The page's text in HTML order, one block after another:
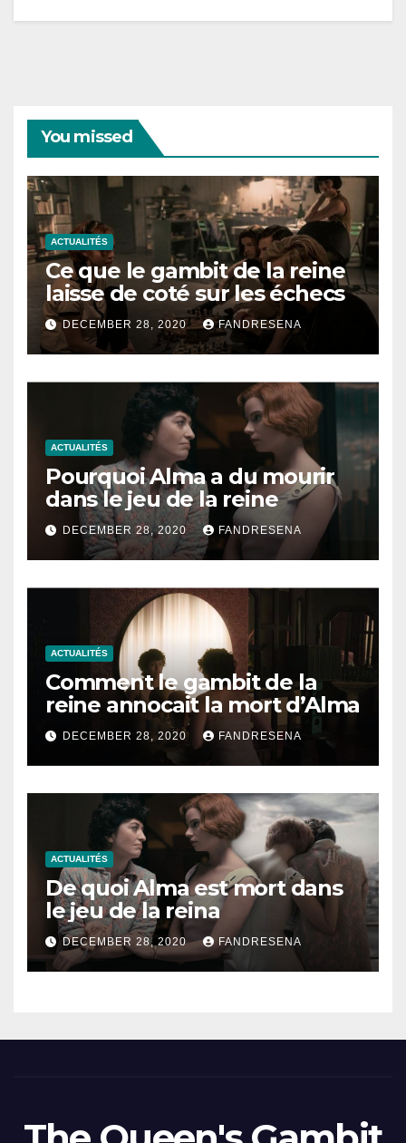
You missed
ACTUALITÉS
Ce que le gambit de la reine
laisse de coté sur les échecs
DECEMBER 28, 2020 FANDRESENA
ACTUALITÉS
Pourquoi Alma a du mourir
dans le jeu de la reine
DECEMBER 28, 2020 FANDRESENA
ACTUALITÉS
Comment le gambit de la
reine annocait la mort d’Alma
DECEMBER 28, 2020 FANDRESENA
ACTUALITÉS
De quoi Alma est mort dans
le jeu de la reina
DECEMBER 28, 2020 FANDRESENA